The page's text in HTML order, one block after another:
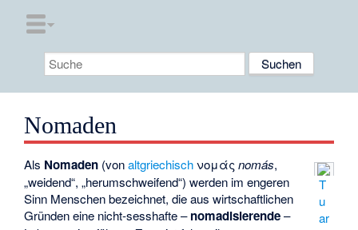
Nomaden
T
u
ar
Als Nomaden (vonaltgriechisch νομάς nomás,
„weidend“, „herumschweifend“) werden im engeren
Sinn Menschen bezeichnet, die aus wirtschaftlichen
Gründen eine nicht-sesshafte –nomadisierende–